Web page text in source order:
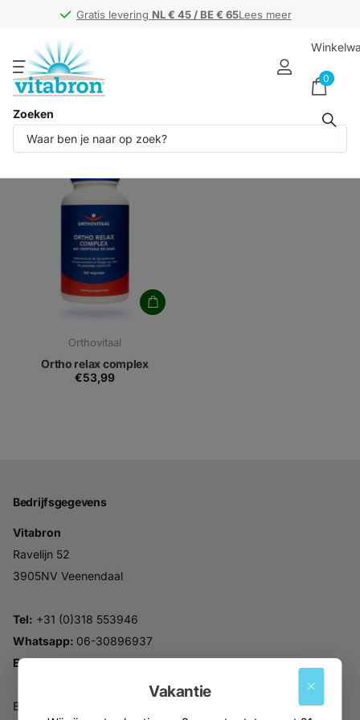
Gratis levering NL € 45 / BE € 65Lees meer
Gratis levering NL € 45 / BE € 65
Zoeken
0
Vakantie
Producten (1)
Orthovitaal
Ortho relax complex
€53,99
Bedrijfsgegevens
Vitabron
Ravelijn 52
3905NV Veenendaal
Tel: +31 (0)318 553946
Whatsapp: 06-30896937
Email:info@vitabron.nl
BTW NL816914679B01